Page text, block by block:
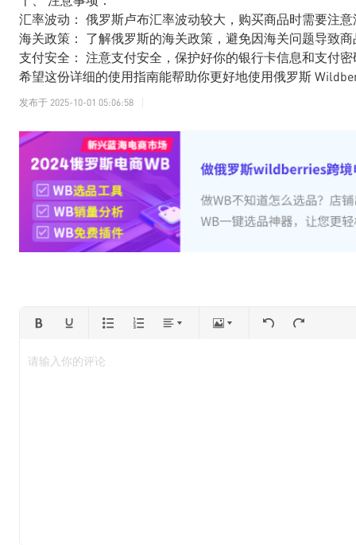
汇率波动： 俄罗斯卢布汇率波动较大，购买商品时需要注
海关政策： 了解俄罗斯的海关政策，避免因海关问题导致
支付安全： 注意支付安全，保护好你的银行卡信息和支付
希望这份详细的使用指南能帮助你更好地使用俄罗斯
发布于 2025-10-01 05:06:58
请输入你的评论